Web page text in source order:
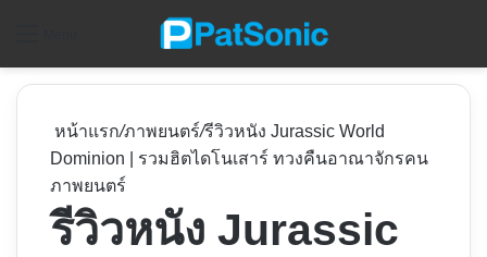
หน้าแรก/ภาพยนตร์/รีวิวหนัง Jurassic World
Dominion | รวมฮิตไดโนเสาร์ ทวงคืนอาณาจักรคน
ภาพยนตร์
รีวิวหนัง Jurassic